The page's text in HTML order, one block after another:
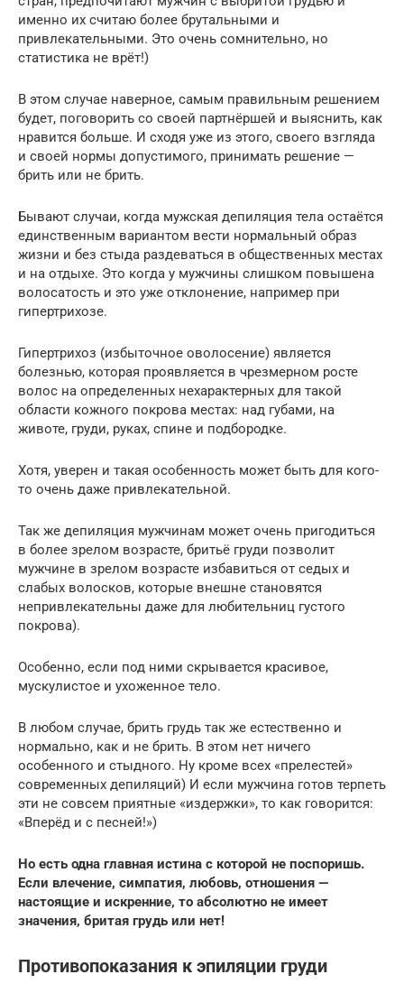
именно их считаю более брутальными и
привлекательными. Это очень сомнительно, но
статистика не врёт!)
В этом случае наверное, самым правильным решением
будет, поговорить со своей партнёршей и выяснить, как
нравится больше. И сходя уже из этого, своего взгляда
и своей нормы допустимого, принимать решение —
брить или не брить.
Бывают случаи, когда мужская депиляция тела остаётся
единственным вариантом вести нормальный образ
жизни и без стыда раздеваться в общественных местах
и на отдыхе. Это когда у мужчины слишком повышена
волосатость и это уже отклонение, например при
гипертрихозе.
Гипертрихоз (избыточное оволосение) является
болезнью, которая проявляется в чрезмерном росте
волос на определенных нехарактерных для такой
области кожного покрова местах: над губами, на
животе, груди, руках, спине и подбородке.
Хотя, уверен и такая особенность может быть для кого-
то очень даже привлекательной.
Так же депиляция мужчинам может очень пригодиться
в более зрелом возрасте, бритьё груди позволит
мужчине в зрелом возрасте избавиться от седых и
слабых волосков, которые внешне становятся
непривлекательны даже для любительниц густого
покрова).
Особенно, если под ними скрывается красивое,
мускулистое и ухоженное тело.
В любом случае, брить грудь так же естественно и
нормально, как и не брить. В этом нет ничего
особенного и стыдного. Ну кроме всех «прелестей»
современных депиляций) И если мужчина готов терпеть
эти не совсем приятные «издержки», то как говорится:
«Вперёд и с песней!»)
Но есть одна главная истина с которой не поспоришь.
Если влечение, симпатия, любовь, отношения —
настоящие и искренние, то абсолютно не имеет
значения, бритая грудь или нет!
Противопоказания к эпиляции груди